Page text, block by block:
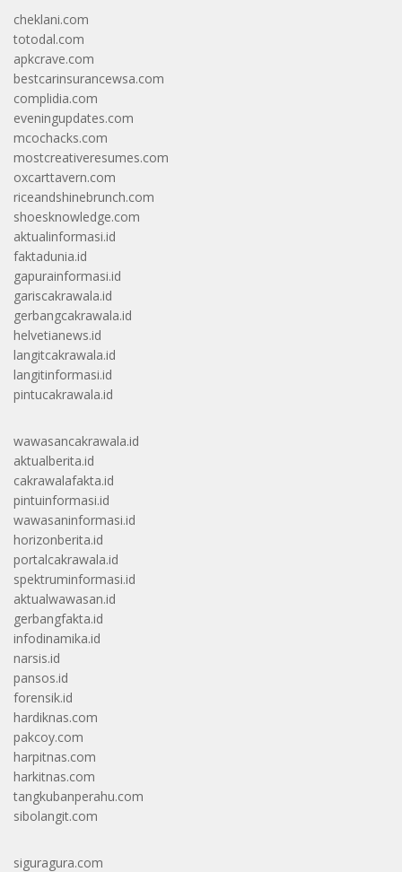
cheklani.com
totodal.com
apkcrave.com
bestcarinsurancewsa.com
complidia.com
eveningupdates.com
mcochacks.com
mostcreativeresumes.com
oxcarttavern.com
riceandshinebrunch.com
shoesknowledge.com
aktualinformasi.id
faktadunia.id
gapurainformasi.id
gariscakrawala.id
gerbangcakrawala.id
helvetianews.id
langitcakrawala.id
langitinformasi.id
pintucakrawala.id
wawasancakrawala.id
aktualberita.id
cakrawalafakta.id
pintuinformasi.id
wawasaninformasi.id
horizonberita.id
portalcakrawala.id
spektruminformasi.id
aktualwawasan.id
gerbangfakta.id
infodinamika.id
narsis.id
pansos.id
forensik.id
hardiknas.com
pakcoy.com
harpitnas.com
harkitnas.com
tangkubanperahu.com
sibolangit.com
siguragura.com